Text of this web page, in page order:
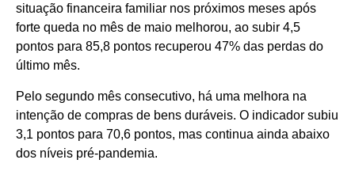
situação financeira familiar nos próximos meses após
forte queda no mês de maio melhorou, ao subir 4,5
pontos para 85,8 pontos recuperou 47% das perdas do
último mês.
Pelo segundo mês consecutivo, há uma melhora na
intenção de compras de bens duráveis. O indicador subiu
3,1 pontos para 70,6 pontos, mas continua ainda abaixo
dos níveis pré-pandemia.